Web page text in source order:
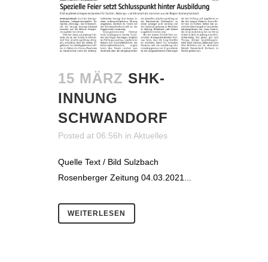
15 MÄRZ SHK-
INNUNG
SCHWANDORF
Posted at 06:56h in Aktuelles
Quelle Text / Bild Sulzbach
Rosenberger Zeitung 04.03.2021...
WEITERLESEN